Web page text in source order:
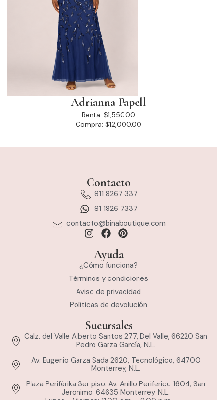
Adrianna Papell
Renta: $1,550.00
Compra: $12,000.00
Contacto
811 8267 337
81 1826 7337
contacto@binaboutique.com
Ayuda
¿Cómo funciona?
Términos y condiciones
Aviso de privacidad
Políticas de devolución
Sucursales
Calz. del Valle Alberto Santos 277, Del Valle, 66220 San
Pedro Garza García, N.L.
Av. Eugenio Garza Sada 2620, Tecnológico, 64700
Monterrey, N.L.
Plaza Periférika 3er piso. Av. Anillo Periferico 1604, San
Jeronimo, 64635 Monterrey, N.L.